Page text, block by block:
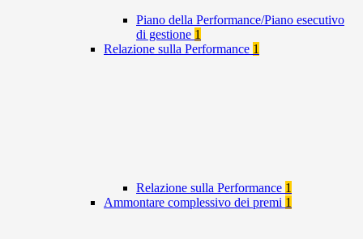
Piano della Performance/Piano esecutivo
di gestione 1
Relazione sulla Performance 1
Relazione sulla Performance 1
Ammontare complessivo dei premi 1